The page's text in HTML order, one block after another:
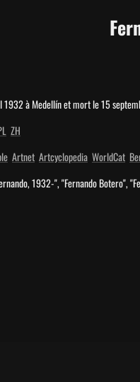
1932 à Medellín et mort le 15
ZH
Artnet Artcyclopedia WorldCat
1932-", "Fernando Botero",